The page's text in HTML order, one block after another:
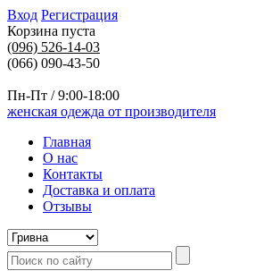
Вход Регистрация
Корзина пуста
(096) 526-14-03
(066) 090-43-50
Пн-Пт / 9:00-18:00
женская одежда от производителя
Главная
О нас
Контакты
Доставка и оплата
Отзывы